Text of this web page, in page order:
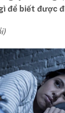
để biết được